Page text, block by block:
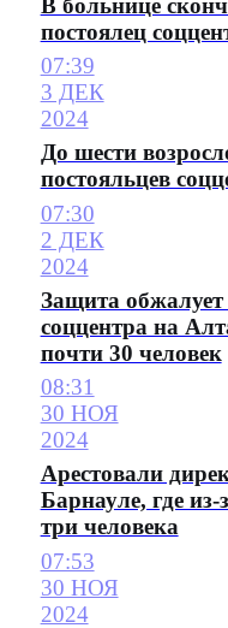
В больнице
постоялец
07:39
3 ДЕК
2024
До шести
постояльцев
07:30
2 ДЕК
2024
Защита обжалует
соццентра на
почти 30 человек
08:31
30 НОЯ
2024
Арестовали
Барнауле, где
три человека
07:53
30 НОЯ
2024